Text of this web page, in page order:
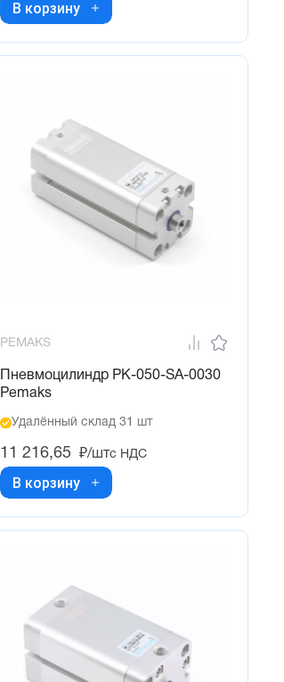
В корзину
PEMAKS
Пневмоцилиндр PK-050-SA-0030
Pemaks
Удалённый склад 31 шт
11 216,65 ₽/штс НДС
В корзину